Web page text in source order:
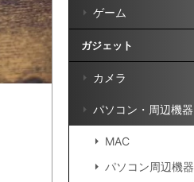
ゲーム
ガジェット
カメラ
パソコン・周辺機器
MAC
パソコン周辺機器